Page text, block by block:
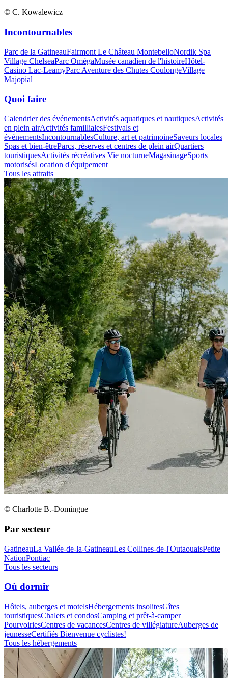
© C. Kowalewicz
Incontournables
Parc de la GatineauFairmont Le Château MontebelloNordik Spa
Village ChelseaParc OmégaMusée canadien de l'histoireHôtel-
Casino Lac-LeamyParc Aventure des Chutes CoulongeVillage
Majopial
Quoi faire
Calendrier des événementsActivités aquatiques et nautiquesActivités
en plein airActivités famillialesFestivals et
événementsIncontournablesCulture, art et patrimoineSaveurs locales
Spas et bien-êtreParcs, réserves et centres de plein airQuartiers
touristiquesActivités récréatives Vie nocturneMagasinageSports
motorisésLocation d'équipement
Tous les attraits
© Charlotte B.-Domingue
Par secteur
GatineauLa Vallée-de-la-GatineauLes Collines-de-l'OutaouaisPetite
NationPontiac
Tous les secteurs
Où dormir
Hôtels, auberges et motelsHébergements insolitesGîtes
touristiquesChalets et condosCamping et prêt-à-camper
PourvoiriesCentres de vacancesCentres de villégiatureAuberges de
jeunesseCertifiés Bienvenue cyclistes!
Tous les hébergements